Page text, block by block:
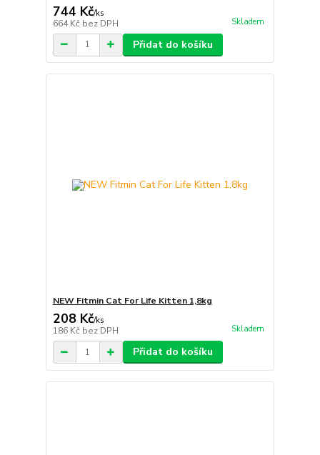
744 Kč/ks
664 Kč bez DPH Skladem
Přidat do košíku
NEW Fitmin Cat For Life Kitten 1,8kg
208 Kč/ks
186 Kč bez DPH Skladem
Přidat do košíku